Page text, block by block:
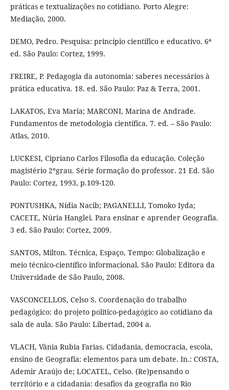
práticas e textualizações no cotidiano. Porto Alegre:
Mediação, 2000.
DEMO, Pedro. Pesquisa: princípio científico e educativo. 6ª
ed. São Paulo: Cortez, 1999.
FREIRE, P. Pedagogia da autonomia: saberes necessários à
prática educativa. 18. ed. São Paulo: Paz & Terra, 2001.
LAKATOS, Eva Maria; MARCONI, Marina de Andrade.
Fundamentos de metodologia científica. 7. ed. – São Paulo:
Atlas, 2010.
LUCKESI, Cipriano Carlos Filosofia da educação. Coleção
magistério 2ºgrau. Série formação do professor. 21 Ed. São
Paulo: Cortez, 1993, p.109-120.
PONTUSHKA, Nídia Nacib; PAGANELLI, Tomoko Iyda;
CACETE, Núria Hanglei. Para ensinar e aprender Geografia.
3 ed. São Paulo: Cortez, 2009.
SANTOS, Milton. Técnica, Espaço, Tempo: Globalização e
meio técnico-científico informacional. São Paulo: Editora da
Universidade de São Paulo, 2008.
VASCONCELLOS, Celso S. Coordenação do trabalho
pedagógico: do projeto político-pedagógico ao cotidiano da
sala de aula. São Paulo: Libertad, 2004 a.
VLACH, Vânia Rubia Farias. Cidadania, democracia, escola,
ensino de Geografia: elementos para um debate. In.: COSTA,
Ademir Araújo de; LOCATEL, Celso. (Re)pensando o
território e a cidadania: desafios da geografia no Rio